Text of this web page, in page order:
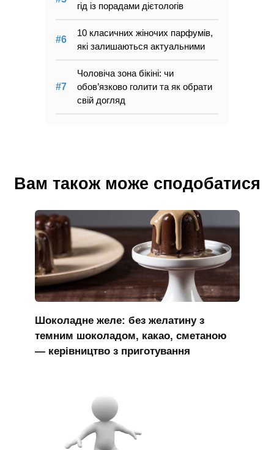
гід із порадами дієтологів
10 класичних жіночих парфумів,
які залишаються актуальними
Чоловіча зона бікіні: чи
обов’язково голити та як обрати
свій догляд
Вам також може сподобатися
Шоколадне желе: без желатину з
темним шоколадом, какао, сметаною
— керівництво з приготування